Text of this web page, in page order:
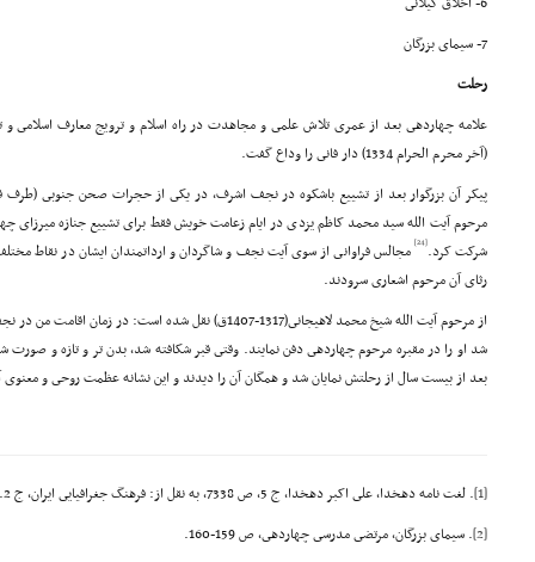
7- سیماى بزرگان
رحلت
(آخر محرم الحرام 1334) دار فانى را وداع گفت.
پیکر آن بزرگوار بعد از تشییع باشکوه در نجف اشرف، در یکى از حجرات صحن جنوبى
مرحوم آیت الله سید محمد کاظم یزدى در ایام زعامت خویش فقط براى تشییع جنازه میرزاى
شرکت کرد.[24]
مجالس فراوانى از سوى آیت نجف و شاگردان و ارداتمندان ایشان در نقاط
رثاى آن مرحوم اشعارى سرودند.
از مرحوم آیت الله شیخ محمد لاهیجانى(1317-1407ق) نقل شده
شد او را در مقبره مرحوم چهاردهى دفن نمایند. وقتى قبر شکافته شد، بدن تر و تازه و
بعد از بیست سال از رحلتش نمایان شد و همگان آن را دیدند و این نشانه عظمت روحى و معنوى
[1] . لغت نامه دهخدا، على اکبر دهخدا، ج 5، ص 7338، به نقل از: فرهنگ جغرافیایى ایران، ج 2.
[2] . سیماى بزرگان، مرتضى مدرسى چهاردهى، ص 159-160.